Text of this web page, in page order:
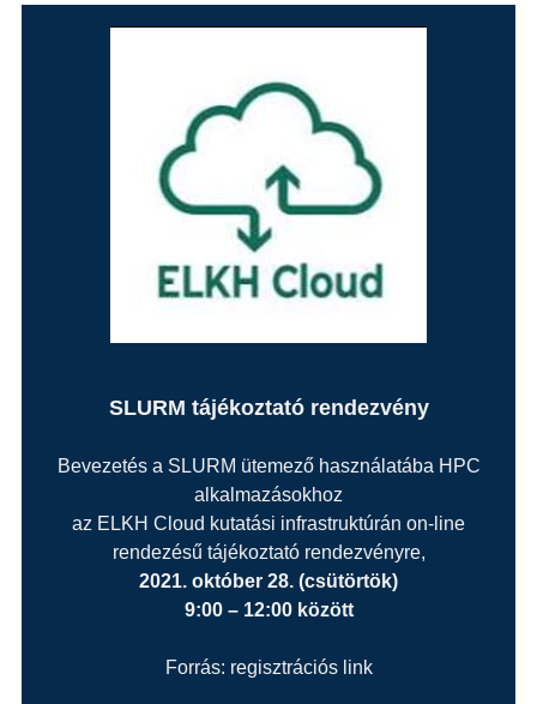
SLURM tájékoztató rendezvény
Bevezetés a SLURM ütemező használatába HPC
alkalmazásokhoz
az ELKH Cloud kutatási infrastruktúrán on-line
rendezésű tájékoztató rendezvényre,
2021. október 28. (csütörtök)
9:00 – 12:00 között
Forrás: regisztrációs link